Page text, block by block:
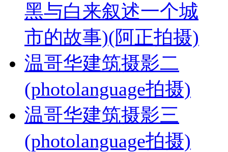
黑与白来叙述一个城
市的故事)(阿正拍摄)
温哥华建筑摄影二
(photolanguage拍摄)
温哥华建筑摄影三
(photolanguage拍摄)